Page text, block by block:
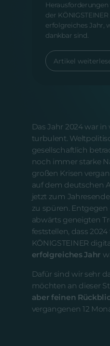
der
erfolgreiches Jahr,
dankbar sind.
Artikel
Das Jahr 2024 war
turbulent.
gesellschaftlich
noch immer starke
großen Krisen
auf dem deutschen
jetzt zum
zu spüren.
abwärts geneigten
feststellen, dass
KÖNIGSTEINER
erfolgreiches Jahr
Dafür sind wir sehr
möchten an dieser
aber feinen
vergangenen 12